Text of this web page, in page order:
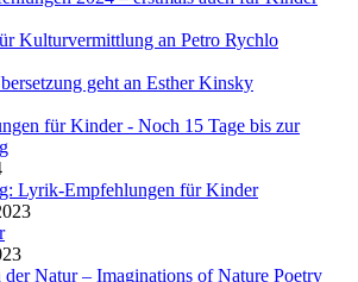
Kulturvermittlung an Petro Rychlo
geht an Esther Kinsky
für Kinder - Noch 15 Tage bis zur
Lyrik-Empfehlungen für Kinder
der Natur – Imaginations of Nature Poetry